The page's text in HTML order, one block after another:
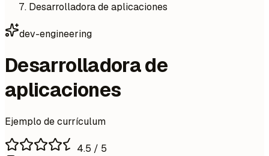
Desarrolladora de aplicaciones
dev-engineering
Desarrolladora de
aplicaciones
Ejemplo de currículum
4.5 / 5